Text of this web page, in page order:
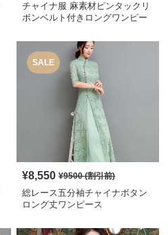
チャイナ服 麻素材ピンタックリ
ボンベルト付きロングワンピー
SALE
¥8,550 ¥9500(割引前)
総レース五分袖チャイナボタン
ロング丈ワンピース